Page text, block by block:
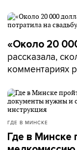
«Около 20
рассказала,
комментариях
ГДЕ В МИНСКЕ
Где в Минске